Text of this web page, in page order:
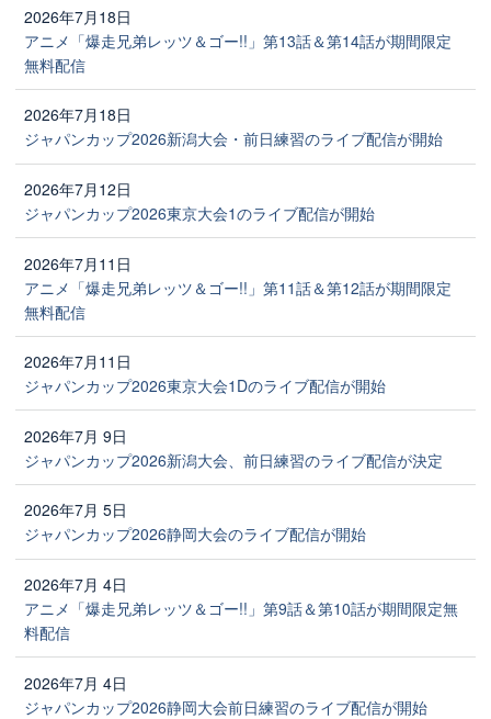
2026年7月18日
アニメ「爆走兄弟レッツ＆ゴー!!」第13話＆第14話が期間限定
無料配信
2026年7月18日
ジャパンカップ2026新潟大会・前日練習のライブ配信が開始
2026年7月12日
ジャパンカップ2026東京大会1のライブ配信が開始
2026年7月11日
アニメ「爆走兄弟レッツ＆ゴー!!」第11話＆第12話が期間限定
無料配信
2026年7月11日
ジャパンカップ2026東京大会1Dのライブ配信が開始
2026年7月 9日
ジャパンカップ2026新潟大会、前日練習のライブ配信が決定
2026年7月 5日
ジャパンカップ2026静岡大会のライブ配信が開始
2026年7月 4日
アニメ「爆走兄弟レッツ＆ゴー!!」第9話＆第10話が期間限定無
料配信
2026年7月 4日
ジャパンカップ2026静岡大会前日練習のライブ配信が開始